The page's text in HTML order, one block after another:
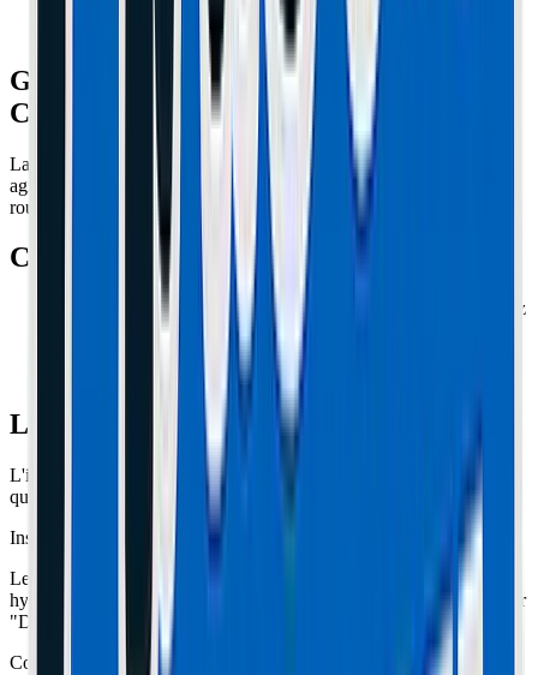
Guidonnage sur Kaabo Mantis :
Comment arrêter le 'Death Wobble' ?
La Mantis a une géométrie très verticale (chasse courte) qui la rend
agile en ville, mais instable à haute vitesse. Le moindre défaut de
route peut lancer une oscillation incontrôlable : le "Speed Wobble".
Causes Secondaires
Pneu mal équilibré :
Fréquent sur les pneus chinois. Vérifiez
s'il "danse" en faisant tourner la roue dans le vide.
Jeu de direction :
Vérifiez le serrage des grosses bagues
crantées à la base de la potence.
La Solution Ultime : Le Damper
L'installation d'un amortisseur de direction (Steering Damper) est
quasi-obligatoire sur la Mantis 10 et 8 si vous roulez vite.
Installation :
Le kit se fixe sur le châssis et sur le bras de suspension. Il freine
hydrauliquement les mouvements brusques du guidon. Réglez-le sur
"Dur" pour la vitesse, et "Mou" pour la ville.
Coût : environ 100-150€. Prix de votre sécurité à 60km/h.